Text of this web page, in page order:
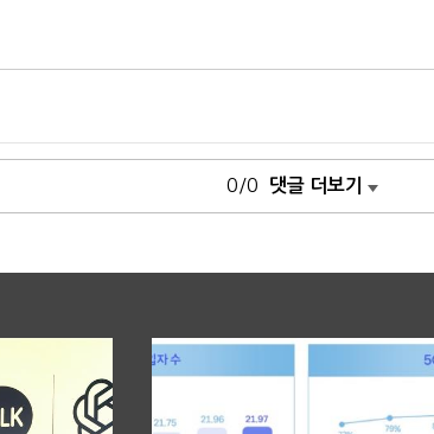
0/0 댓글 더보기